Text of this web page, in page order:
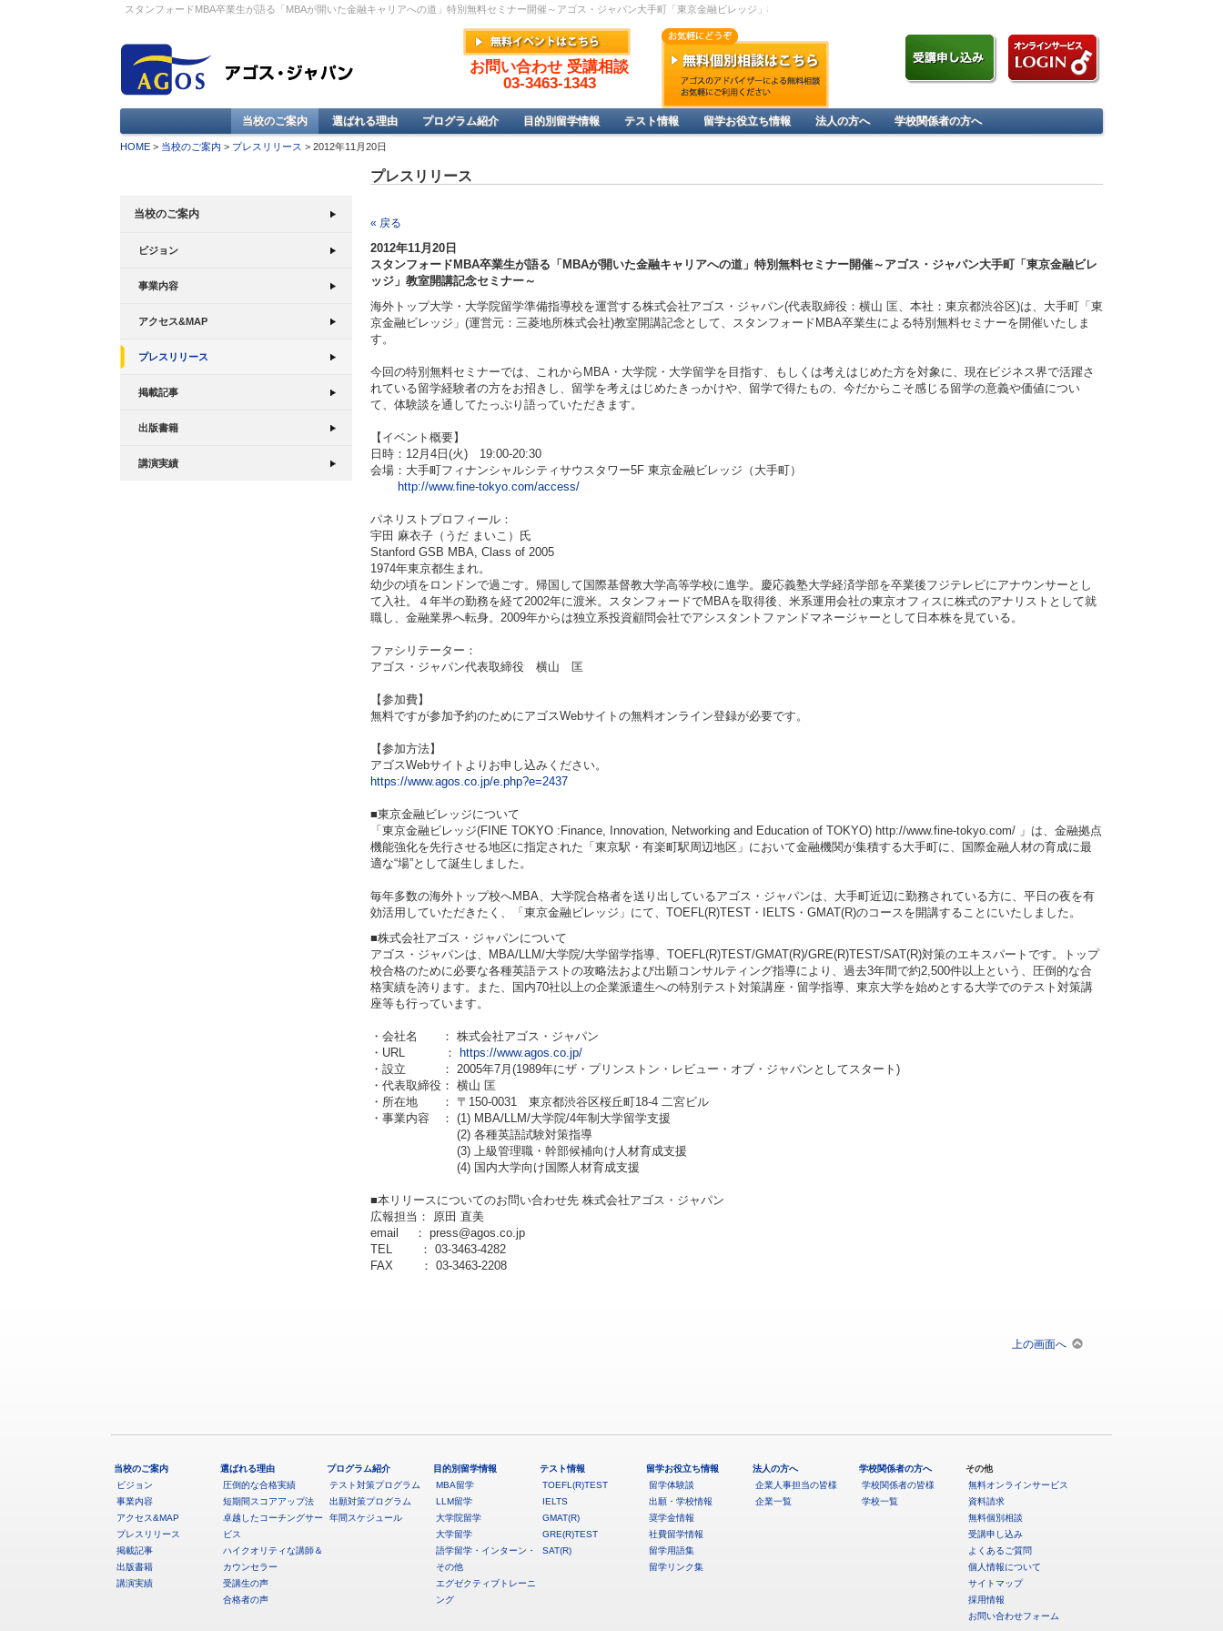
スタンフォードMBA卒業生が語る「MBAが開いた金融キャリアへの道」特別無料セミナー開催～アゴス・ジャパン大手町「東京金融ビレッジ」教室開講記念セミナー～｜プレスリリース
お問い合わせ 受講相談
03-3463-1343
当校のご案内 選ばれる理由 プログラム紹介 目的別留学情報 テスト情報 留学お役立ち情報 法人の方へ 学校関係者の方へ
HOME > 当校のご案内 > プレスリリース > 2012年11月20日
当校のご案内
ビジョン
事業内容
アクセス&MAP
プレスリリース
掲載記事
出版書籍
講演実績
プレスリリース
« 戻る
2012年11月20日
スタンフォードMBA卒業生が語る「MBAが開いた金融キャリアへの道」特別無料セミナー開催～アゴス・ジャパン大手町「東京金融ビレ
ッジ」教室開講記念セミナー～
海外トップ大学・大学院留学準備指導校を運営する株式会社アゴス・ジャパン(代表取締役：横山 匡、本社：東京都渋谷区)は、大手町「東
京金融ビレッジ」(運営元：三菱地所株式会社)教室開講記念として、スタンフォードMBA卒業生による特別無料セミナーを開催いたしま
す。
今回の特別無料セミナーでは、これからMBA・大学院・大学留学を目指す、もしくは考えはじめた方を対象に、現在ビジネス界で活躍さ
れている留学経験者の方をお招きし、留学を考えはじめたきっかけや、留学で得たもの、今だからこそ感じる留学の意義や価値につい
て、体験談を通してたっぷり語っていただきます。
【イベント概要】
日時：12月4日(火) 19:00-20:30
会場：大手町フィナンシャルシティサウスタワー5F 東京金融ビレッジ（大手町）
http://www.fine-tokyo.com/access/
パネリストプロフィール：
宇田 麻衣子（うだ まいこ）氏
Stanford GSB MBA, Class of 2005
1974年東京都生まれ。
幼少の頃をロンドンで過ごす。帰国して国際基督教大学高等学校に進学。慶応義塾大学経済学部を卒業後フジテレビにアナウンサーとし
て入社。４年半の勤務を経て2002年に渡米。スタンフォードでMBAを取得後、米系運用会社の東京オフィスに株式のアナリストとして就
職し、金融業界へ転身。2009年からは独立系投資顧問会社でアシスタントファンドマネージャーとして日本株を見ている。
ファシリテーター：
アゴス・ジャパン代表取締役 横山 匡
【参加費】
無料ですが参加予約のためにアゴスWebサイトの無料オンライン登録が必要です。
【参加方法】
アゴスWebサイトよりお申し込みください。
https://www.agos.co.jp/e.php?e=2437
■東京金融ビレッジについて
「東京金融ビレッジ(FINE TOKYO :Finance, Innovation, Networking and Education of TOKYO) http://www.fine-tokyo.com/ 」は、金融拠点
機能強化を先行させる地区に指定された「東京駅・有楽町駅周辺地区」において金融機関が集積する大手町に、国際金融人材の育成に最
適な“場”として誕生しました。
毎年多数の海外トップ校へMBA、大学院合格者を送り出しているアゴス・ジャパンは、大手町近辺に勤務されている方に、平日の夜を有
効活用していただきたく、「東京金融ビレッジ」にて、TOEFL(R)TEST・IELTS・GMAT(R)のコースを開講することにいたしました。
■株式会社アゴス・ジャパンについて
アゴス・ジャパンは、MBA/LLM/大学院/大学留学指導、TOEFL(R)TEST/GMAT(R)/GRE(R)TEST/SAT(R)対策のエキスパートです。トップ
校合格のために必要な各種英語テストの攻略法および出願コンサルティング指導により、過去3年間で約2,500件以上という、圧倒的な合
格実績を誇ります。また、国内70社以上の企業派遣生への特別テスト対策講座・留学指導、東京大学を始めとする大学でのテスト対策講
座等も行っています。
・会社名 ： 株式会社アゴス・ジャパン
・URL ： https://www.agos.co.jp/
・設立 ： 2005年7月(1989年にザ・プリンストン・レビュー・オブ・ジャパンとしてスタート)
・代表取締役： 横山 匡
・所在地 ： 〒150-0031 東京都渋谷区桜丘町18-4 二宮ビル
・事業内容 ： (1) MBA/LLM/大学院/4年制大学留学支援
(2) 各種英語試験対策指導
(3) 上級管理職・幹部候補向け人材育成支援
(4) 国内大学向け国際人材育成支援
■本リリースについてのお問い合わせ先 株式会社アゴス・ジャパン
広報担当： 原田 直美
email ： press@agos.co.jp
TEL ： 03-3463-4282
FAX ： 03-3463-2208
上の画面へ
当校のご案内
ビジョン
事業内容
アクセス&MAP
プレスリリース
掲載記事
出版書籍
講演実績
選ばれる理由
圧倒的な合格実績
短期間スコアアップ法
卓越したコーチングサー
ビス
ハイクオリティな講師＆
カウンセラー
受講生の声
合格者の声
プログラム紹介
テスト対策プログラム
出願対策プログラム
年間スケジュール
目的別留学情報
MBA留学
LLM留学
大学院留学
大学留学
語学留学・インターン・
その他
エグゼクティブトレーニ
ング
テスト情報
TOEFL(R)TEST
IELTS
GMAT(R)
GRE(R)TEST
SAT(R)
留学お役立ち情報
留学体験談
出願・学校情報
奨学金情報
社費留学情報
留学用語集
留学リンク集
法人の方へ
企業人事担当の皆様
企業一覧
学校関係者の方へ
学校関係者の皆様
学校一覧
その他
無料オンラインサービス
資料請求
無料個別相談
受講申し込み
よくあるご質問
個人情報について
サイトマップ
採用情報
お問い合わせフォーム